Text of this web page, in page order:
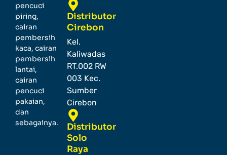
pencuci
piring,
cairan
pembersih
kaca, cairan
pembersih
lantai,
cairan
pencuci
pakaian,
dan
sebagainya.
Distributor
Cirebon
Kel.
Kaliwadas
RT.002 RW
003 Kec.
Sumber
Cirebon
Distributor
Solo
Raya